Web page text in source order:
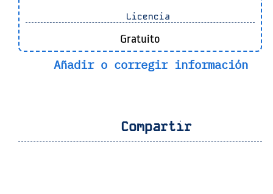
Licencia
Gratuito
Añadir o corregir información
Compartir